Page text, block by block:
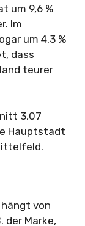
um 9,6 %
Im
um 4,3 %
dass
teurer
3,07
Hauptstadt
hängt von
der Marke,